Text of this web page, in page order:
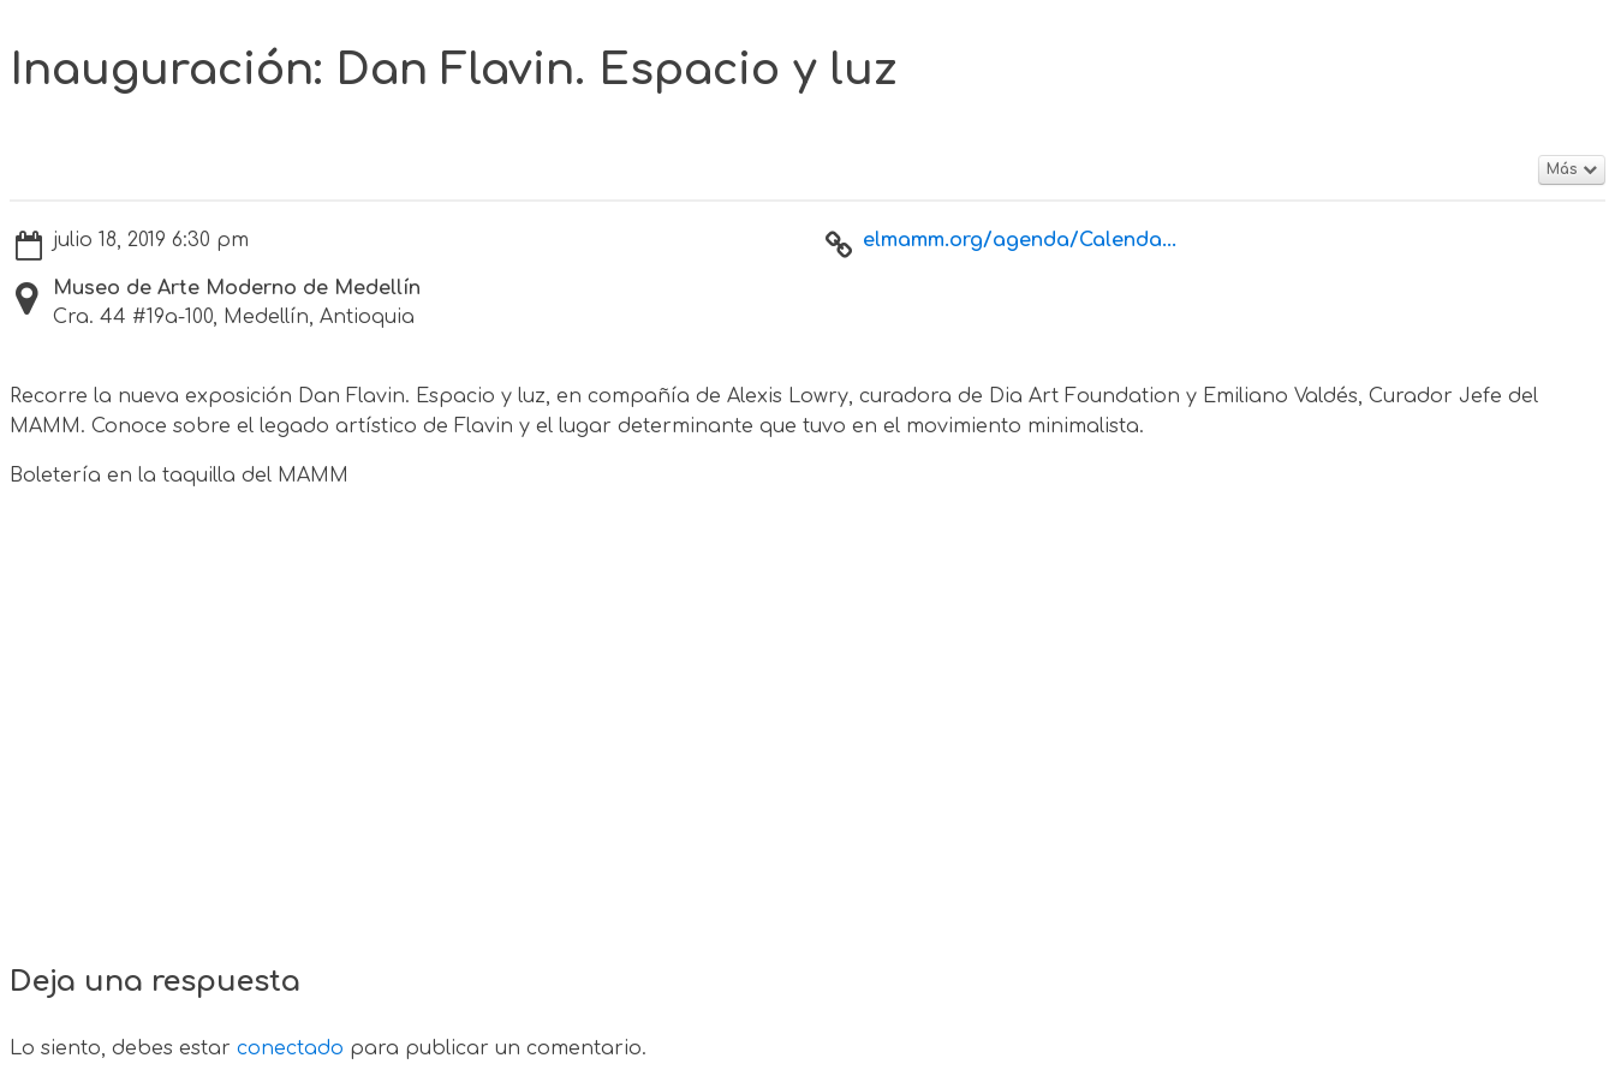
Inauguración: Dan Flavin. Espacio y luz
Más
julio 18, 2019 6:30 pm
Museo de Arte Moderno de Medellín
Cra. 44 #19a-100, Medellín, Antioquia
elmamm.org/agenda/Calenda...
Recorre la nueva exposición Dan Flavin. Espacio y luz, en compañía de Alexis Lowry, curadora de Dia Art Foundation y Emiliano Valdés, Curador Jefe del
MAMM. Conoce sobre el legado artístico de Flavin y el lugar determinante que tuvo en el movimiento minimalista.
Boletería en la taquilla del MAMM
Deja una respuesta
Lo siento, debes estar conectado para publicar un comentario.